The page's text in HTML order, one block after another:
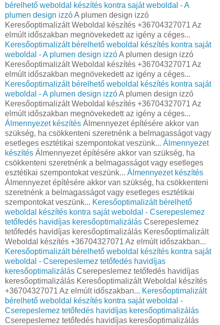
bérelhető weboldal készítés kontra saját weboldal - A
plumen design izzóA plumen design izzó
Keresőoptimalizált Weboldal készítés +36704327071 Az
elmúlt időszakban megnövekedett az igény a céges...
Keresőoptimalizált bérelhető weboldal készítés kontra saját
weboldal - A plumen design izzóA plumen design izzó
Keresőoptimalizált Weboldal készítés +36704327071 Az
elmúlt időszakban megnövekedett az igény a céges...
Keresőoptimalizált bérelhető weboldal készítés kontra saját
weboldal - A plumen design izzóA plumen design izzó
Keresőoptimalizált Weboldal készítés +36704327071 Az
elmúlt időszakban megnövekedett az igény a céges...
Álmennyezet készítés Álmennyezet építésére akkor van
szükség, ha csökkenteni szeretnénk a belmagasságot vagy
esetleges esztétikai szempontokat veszünk... Álmennyezet
készítés Álmennyezet építésére akkor van szükség, ha
csökkenteni szeretnénk a belmagasságot vagy esetleges
esztétikai szempontokat veszünk... Álmennyezet készítés
Álmennyezet építésére akkor van szükség, ha csökkenteni
szeretnénk a belmagasságot vagy esetleges esztétikai
szempontokat veszünk... Keresőoptimalizált bérelhető
weboldal készítés kontra saját weboldal - Cserepeslemez
tetőfedés havidíjas keresőoptimalizálás Cserepeslemez
tetőfedés havidíjas keresőoptimalizálás Keresőoptimalizált
Weboldal készítés +36704327071 Az elmúlt időszakban...
Keresőoptimalizált bérelhető weboldal készítés kontra saját
weboldal - Cserepeslemez tetőfedés havidíjas
keresőoptimalizálás Cserepeslemez tetőfedés havidíjas
keresőoptimalizálás Keresőoptimalizált Weboldal készítés
+36704327071 Az elmúlt időszakban... Keresőoptimalizált
bérelhető weboldal készítés kontra saját weboldal -
Cserepeslemez tetőfedés havidíjas keresőoptimalizálás
Cserepeslemez tetőfedés havidíjas keresőoptimalizálás